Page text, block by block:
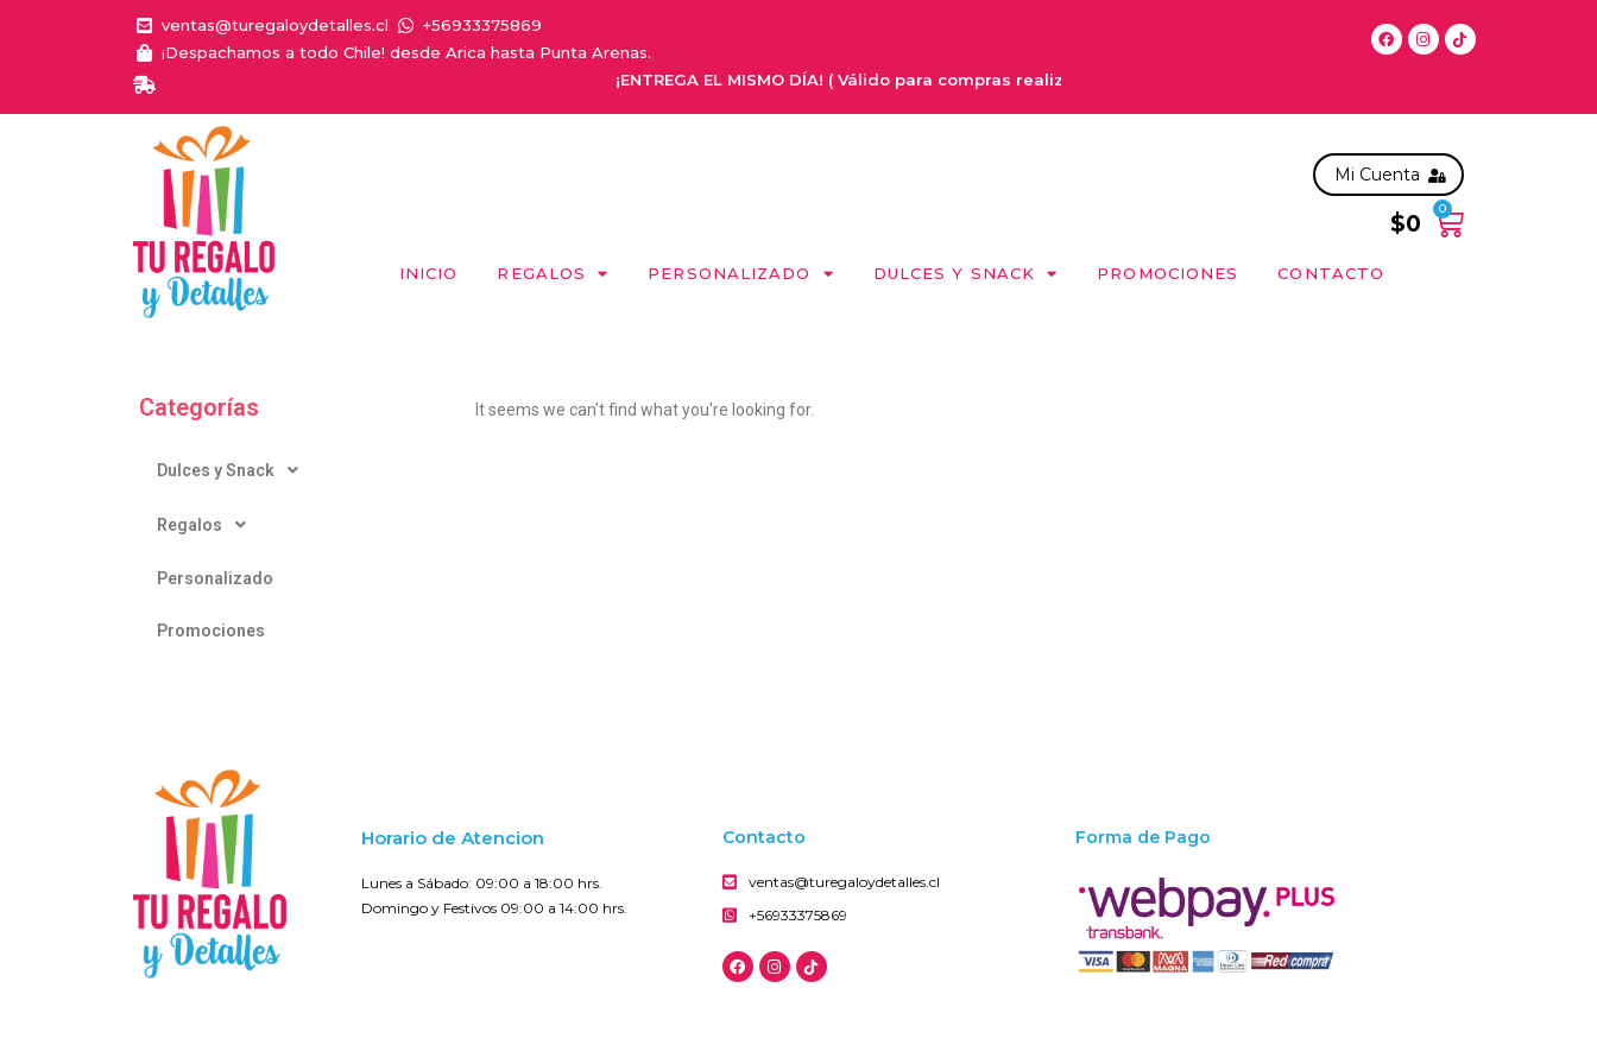
ventas@turegaloydetalles.cl
+56933375869
¡Despachamos a todo Chile! desde Arica hasta Punta Arenas.
¡ENTREGA EL MISMO DÍA! ( Válido para compras realizadas de Lunes a Sabado antes de las 11:00 hrs, solo en la
Mi Cuenta
$0
0
INICIO REGALOS PERSONALIZADO DULCES Y SNACK PROMOCIONES CONTACTO
Categorías
Dulces y Snack
Regalos
Personalizado
Promociones
It seems we can't find what you're looking for.
Horario de Atencion
Lunes a Sábado: 09:00 a 18:00 hrs.
Domingo y Festivos 09:00 a 14:00 hrs.
Contacto
ventas@turegaloydetalles.cl
+56933375869
Forma de Pago